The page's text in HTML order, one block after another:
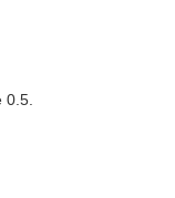
0.5.